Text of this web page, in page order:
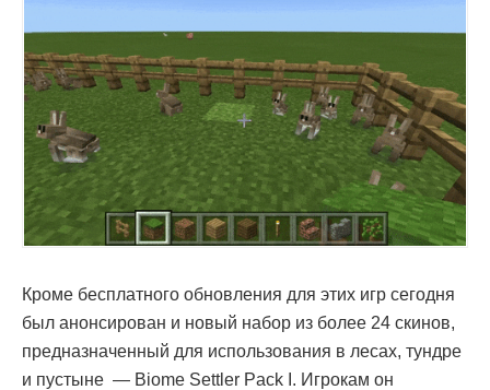
Кроме бесплатного обновления для этих игр сегодня
был анонсирован и новый набор из более 24 скинов,
предназначенный для использования в лесах, тундре
и пустыне — Biome Settler Pack I. Игрокам он